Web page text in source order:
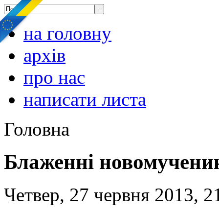
на головну
архів
про нас
написати листа
Головна
Блаженні
Четвер, 27 червня 2013,